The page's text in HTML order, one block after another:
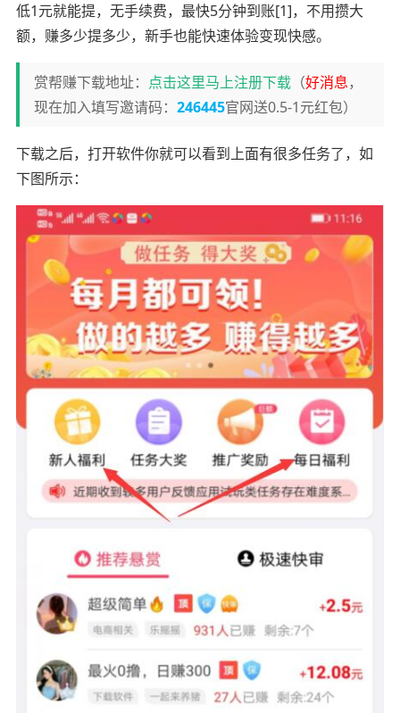
低1元就能提，无手续费，最快5分钟到账[1]，不用攒大
额，赚多少提多少，新手也能快速体验变现快感。
赏帮赚下载地址： 点击这里马上注册下载（好消息，
现在加入填写邀请码： 246445官网送0.5-1元红包）
下载之后，打开软件你就可以看到上面有很多任务了，如
下图所示：